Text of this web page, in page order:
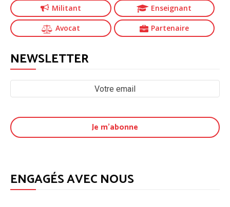
Militant Enseignant
Avocat Partenaire
NEWSLETTER
ENGAGÉS AVEC NOUS